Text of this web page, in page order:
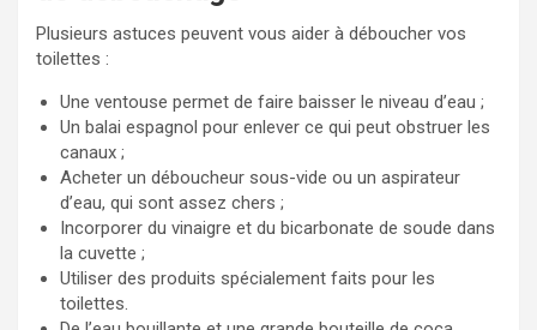
Plusieurs astuces peuvent vous aider à déboucher vos
toilettes :
Une ventouse permet de faire baisser le niveau d’eau ;
Un balai espagnol pour enlever ce qui peut obstruer les
canaux ;
Acheter un déboucheur sous-vide ou un aspirateur
d’eau, qui sont assez chers ;
Incorporer du vinaigre et du bicarbonate de soude dans
la cuvette ;
Utiliser des produits spécialement faits pour les
toilettes.